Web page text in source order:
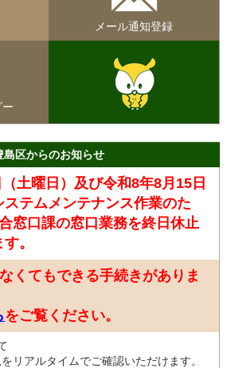
メール通知登録
島区からのお知らせ
土曜日）及び令和8年8月15日
ステムメンテナンス作業のた
窓口課の窓口業務を終日休止
。
くてもできる手続きがありま
をご覧ください。
リアルタイムでご確認いただけます。